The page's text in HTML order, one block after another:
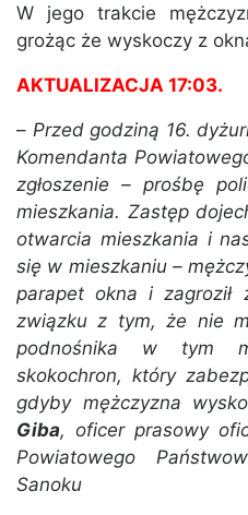
W jego trakcie
grożąc że wyskoczy z
AKTUALIZACJA 17:03.
– Przed godziną 16.
Komendanta
zgłoszenie – prośbę
mieszkania. Zastęp
otwarcia mieszkania i
się w mieszkaniu –
parapet okna i
związku z tym, że nie
podnośnika w tym
skokochron, który
gdyby mężczyzna
Giba, oficer prasowy
Powiatowego
Sanoku